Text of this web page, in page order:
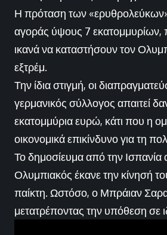
Η πρόταση των
αγοράς ύψους 7 εκατομμυρίων,
ικανά να καταστήσουν τον
εξτρέμ.
Την ίδια στιγμή, οι
γερμανικός σύλλογος απαιτεί
εκατομμύρια ευρώ, κάτι που η
οικονομικά επικίνδυνο για τη
Το δημοσίευμα από την Ισπανία
Ολυμπιακός έκανε την κίνησή
παίκτη. Ωστόσο, ο Μπράιαν
μετατρέποντας την υπόθεση σε